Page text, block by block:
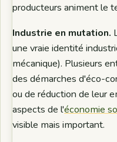
producteurs animent le
Industrie en mutation.
une vraie identité
mécanique). Plusieurs
des démarches d'éco-
ou de réduction de leur
aspects de l'économie
visible mais important.